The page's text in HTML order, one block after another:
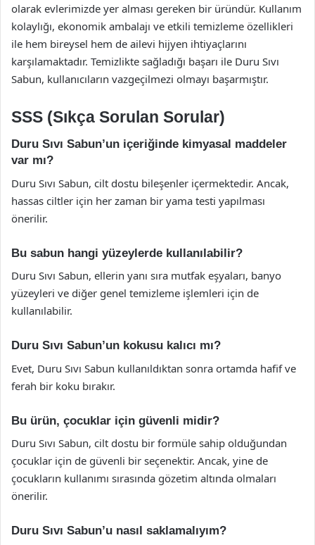
olarak evlerimizde yer alması gereken bir üründür. Kullanım
kolaylığı, ekonomik ambalajı ve etkili temizleme özellikleri
ile hem bireysel hem de ailevi hijyen ihtiyaçlarını
karşılamaktadır. Temizlikte sağladığı başarı ile Duru Sıvı
Sabun, kullanıcıların vazgeçilmezi olmayı başarmıştır.
SSS (Sıkça Sorulan Sorular)
Duru Sıvı Sabun’un içeriğinde kimyasal maddeler
var mı?
Duru Sıvı Sabun, cilt dostu bileşenler içermektedir. Ancak,
hassas ciltler için her zaman bir yama testi yapılması
önerilir.
Bu sabun hangi yüzeylerde kullanılabilir?
Duru Sıvı Sabun, ellerin yanı sıra mutfak eşyaları, banyo
yüzeyleri ve diğer genel temizleme işlemleri için de
kullanılabilir.
Duru Sıvı Sabun’un kokusu kalıcı mı?
Evet, Duru Sıvı Sabun kullanıldıktan sonra ortamda hafif ve
ferah bir koku bırakır.
Bu ürün, çocuklar için güvenli midir?
Duru Sıvı Sabun, cilt dostu bir formüle sahip olduğundan
çocuklar için de güvenli bir seçenektir. Ancak, yine de
çocukların kullanımı sırasında gözetim altında olmaları
önerilir.
Duru Sıvı Sabun’u nasıl saklamalıyım?